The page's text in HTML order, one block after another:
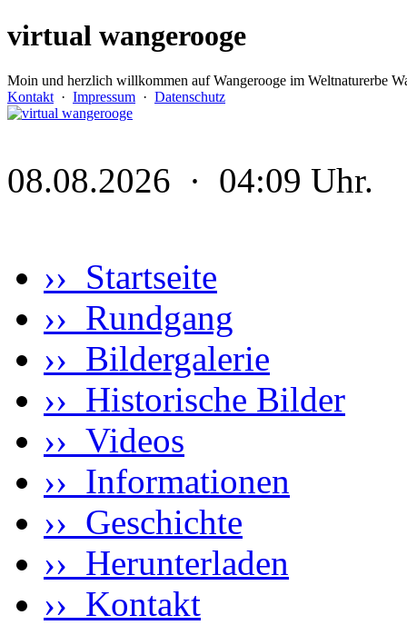
virtual wangerooge
Moin und herzlich willkommen auf Wangerooge im Weltnaturerbe
Kontakt · Impressum · Datenschutz
08.08.2026 · 04:09 Uhr.
›› Startseite
›› Rundgang
›› Bildergalerie
›› Historische Bilder
›› Videos
›› Informationen
›› Geschichte
›› Herunterladen
›› Kontakt